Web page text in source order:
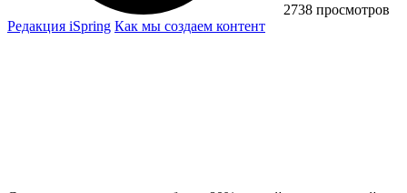
2738 просмотров
Редакция iSpring Как мы создаем контент